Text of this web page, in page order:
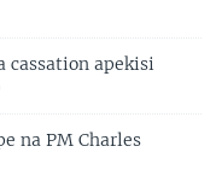
cassation apekisi
na PM Charles